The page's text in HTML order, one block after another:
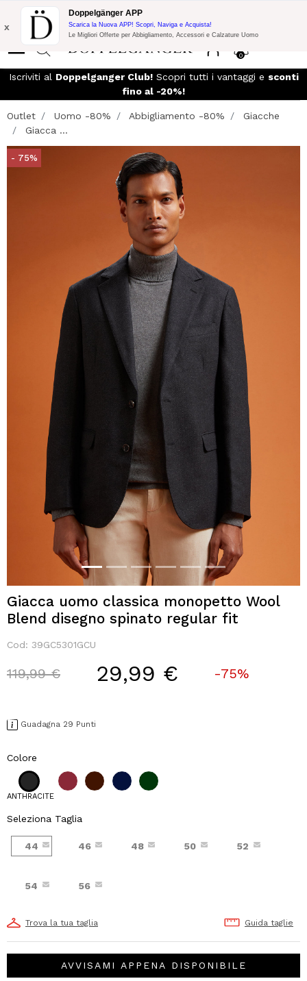
Promo Flash:
10% di Extra Sconto su 300€ di Acquisto con codice:
DOPPEL300
0
x
Doppelgänger APP
Scarica la Nuova APP! Scopri, Naviga e Acquista!
Le Migliori Offerte per Abbigliamento, Accessori e Calzature Uomo
Iscriviti al Doppelganger Club!Scopri tutti i vantaggi e sconti
fino al -20%!
Outlet Uomo -80% Abbigliamento -80%
Giacche
Giacca ...
- 75%
Giacca uomo classica monopetto Wool
Blend disegno spinato regular fit
Cod: 39GC5301GCU
Price reduced from
119,99 €to 29,99 € -75%
Guadagna 29 Punti
Colore
ANTHRACITE
Seleziona Taglia
44 46 48 50 52
54 56
Trova la tua taglia Guida taglie
AVVISAMI APPENA DISPONIBILE